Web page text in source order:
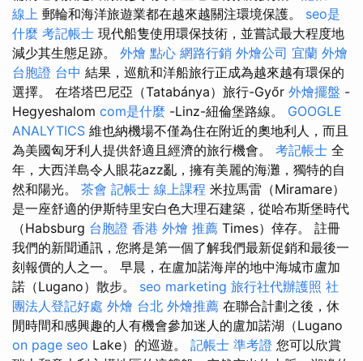
線上 郵輪和海洋旅遊業都在越來越關注環境保護。 seo是
什麼 考記帳士 現代船隻使用環保技術，並嘗試最大程度地
減少其生態足跡。 外燴 點心 網路行銷 外燴公司 宜蘭 外燴
台胞證 台中 結果，巡航和洋船旅行正成為越來越有環保的
選擇。 在塔塔巴尼亞（Tatabánya）旅行-Győr 外燴擺盤 -
Hegyeshalom com是什麼 -Linz-紐倫堡路線。 GOOGLE
ANALYTICS 維也納機場不僅為住在附近的奧地利人，而且
為美國匈牙利人提供舒適且經濟的旅行機會。 考記帳士 全
年，大西洋島令人眼花azz亂，擁有美麗的海灘，獨特的自
然和陽光。 茶會 記帳士 線上課程 米拉馬雷（Miramare）
是一座舒適的伊斯特里安白色大理石建築，從哈布斯堡時代
（Habsburg 台胞證 香港 外燴 推薦 Times）倖存。 註冊
我們的新聞通訊，您將是第一個了解我們最新促銷和最後一
刻報價的人之一。 早晨，在盧加諾海岸的地中海城市盧加
諾（Lugano）散步。 seo marketing 旅行社代辦護照 社
團法人登記好處 外燴 台北 外燴推薦 在聯合計劃之後，休
閒時間和感興趣的人有機會參加迷人的盧加諾湖（Lugano
on page seo Lake）的巡遊。 記帳士 準考證 您可以欣賞